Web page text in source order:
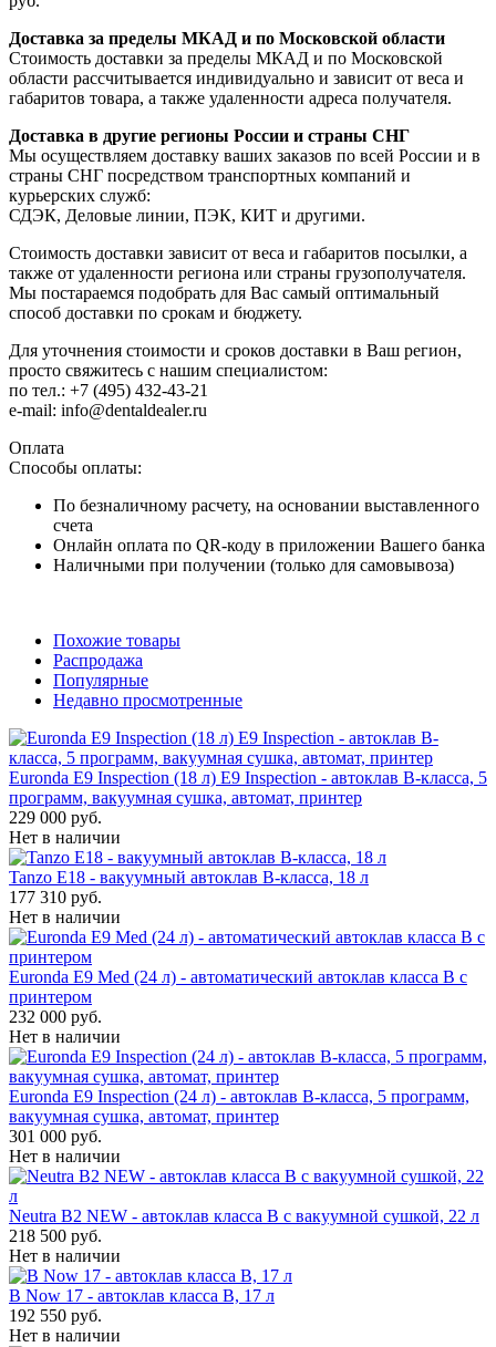
Доставка за пределы МКАД и по Московской области
Стоимость доставки за пределы МКАД и по Московской
области рассчитывается индивидуально и зависит от веса и
габаритов товара, а также удаленности адреса получателя.
Доставка в другие регионы России и страны СНГ
Мы осуществляем доставку ваших заказов по всей России и в
страны СНГ посредством транспортных компаний и
курьерских служб:
СДЭК, Деловые линии, ПЭК, КИТ и другими.
Стоимость доставки зависит от веса и габаритов посылки, а
также от удаленности региона или страны грузополучателя.
Мы постараемся подобрать для Вас самый оптимальный
способ доставки по срокам и бюджету.
Для уточнения стоимости и сроков доставки в Ваш регион,
просто свяжитесь с нашим специалистом:
по тел.: +7 (495) 432-43-21
e-mail: info@dentaldealer.ru
Оплата
Способы оплаты:
По безналичному расчету, на основании выставленного
счета
Онлайн оплата по QR-коду в приложении Вашего банка
Наличными при получении (только для самовывоза)
Похожие товары
Распродажа
Популярные
Недавно просмотренные
Euronda E9 Inspection (18 л) E9 Inspection - автоклав B-класса, 5
программ, вакуумная сушка, автомат, принтер
229 000 руб.
Нет в наличии
Tanzo E18 - вакуумный автоклав B-класса, 18 л
177 310 руб.
Нет в наличии
Euronda E9 Med (24 л) - автоматический автоклав класса B с
принтером
232 000 руб.
Нет в наличии
Euronda E9 Inspection (24 л) - автоклав B-класса, 5 программ,
вакуумная сушка, автомат, принтер
301 000 руб.
Нет в наличии
Neutra B2 NEW - автоклав класса B с вакуумной сушкой, 22 л
218 500 руб.
Нет в наличии
B Now 17 - автоклав класса B, 17 л
192 550 руб.
Нет в наличии